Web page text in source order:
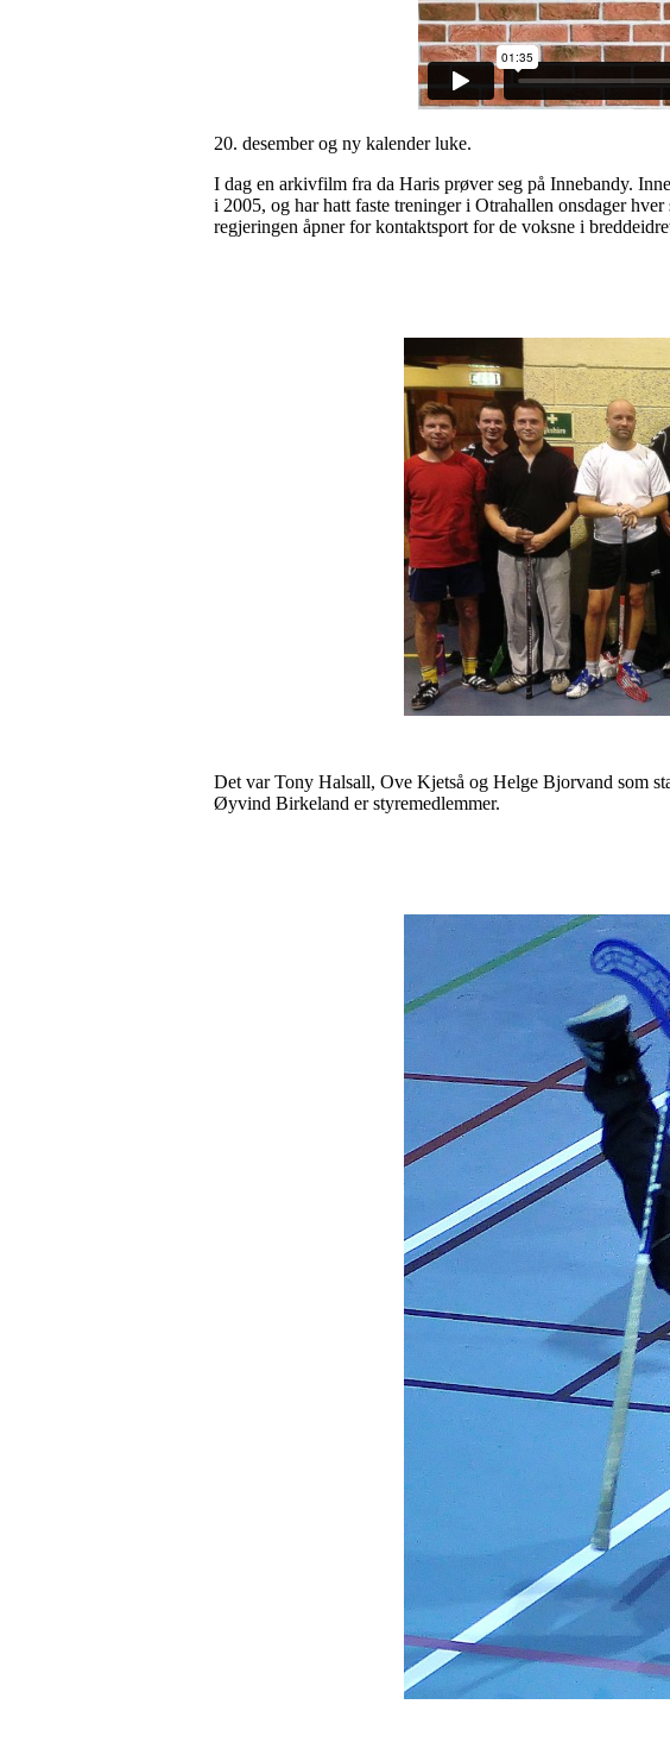
20. desember og ny kalender luke.
I dag en arkivfilm fra da Haris prøver seg på Innebandy.
i 2005, og har hatt faste treninger i Otrahallen onsdager
regjeringen åpner for kontaktsport for de voksne i
Det var Tony Halsall, Ove Kjetså og Helge Bjorvand som
Øyvind Birkeland er styremedlemmer.